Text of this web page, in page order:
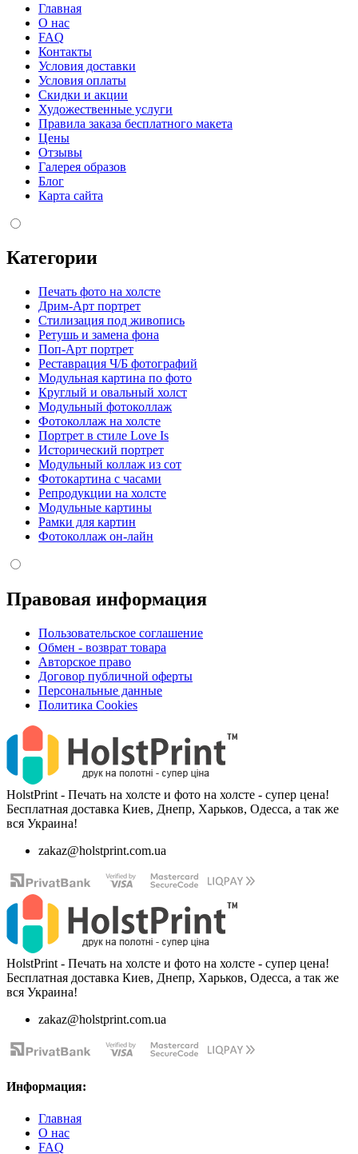
Главная
О нас
FAQ
Контакты
Условия доставки
Условия оплаты
Скидки и акции
Художественные услуги
Правила заказа бесплатного макета
Цены
Отзывы
Галерея образов
Блог
Карта сайта
Категории
Печать фото на холсте
Дрим-Арт портрет
Стилизация под живопись
Ретушь и замена фона
Поп-Арт портрет
Реставрация Ч/Б фотографий
Модульная картина по фото
Круглый и овальный холст
Модульный фотоколлаж
Фотоколлаж на холсте
Портрет в стиле Love Is
Исторический портрет
Модульный коллаж из сот
Фотокартина с часами
Репродукции на холсте
Модульные картины
Рамки для картин
Фотоколлаж он-лайн
Правовая информация
Пользовательское соглашение
Обмен - возврат товара
Авторское право
Договор публичной оферты
Персональные данные
Политика Cookies
HolstPrint - Печать на холсте и фото на холсте - супер цена!
Бесплатная доставка Киев, Днепр, Харьков, Одесса, а так же
вся Украина!
zakaz@holstprint.com.ua
HolstPrint - Печать на холсте и фото на холсте - супер цена!
Бесплатная доставка Киев, Днепр, Харьков, Одесса, а так же
вся Украина!
zakaz@holstprint.com.ua
Информация:
Главная
О нас
FAQ